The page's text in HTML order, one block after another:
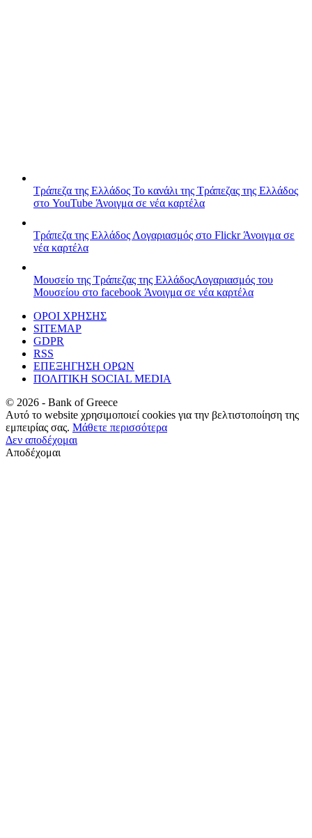
Τράπεζα της Ελλάδος Το κανάλι της Τράπεζας της Ελλάδος
στο YouTube Άνοιγμα σε νέα καρτέλα
Τράπεζα της Ελλάδος Λογαριασμός στο FlickrΆνοιγμα σε
νέα καρτέλα
Μουσείο της Τράπεζας της ΕλλάδοςΛογαριασμός του
Μουσείου στο facebook Άνοιγμα σε νέα καρτέλα
ΟΡΟΙ ΧΡΗΣΗΣ
SITEMAP
GDPR
RSS
ΕΠΕΞΗΓΗΣΗ ΟΡΩΝ
ΠΟΛΙΤΙΚΗ SOCIAL MEDIA
© 2026 - Bank of Greece
Αυτό το website χρησιμοποιεί cookies για την βελτιστοποίηση της
εμπειρίας σας. Μάθετε περισσότερα
Δεν αποδέχομαι
Αποδέχομαι